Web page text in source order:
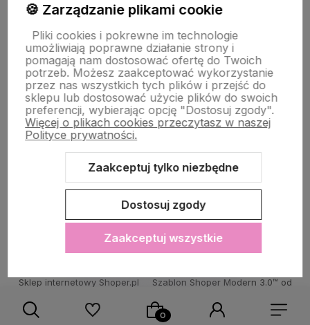
PŁATNOŚĆ I DOSTAWA
STRONY INFORMACYJNE
POMOC DLA KLIENTA
Sklep internetowy Shoper.pl Szablon Shoper Modern 3.0™ od
🍪 Zarządzanie plikami cookie
Pliki cookies i pokrewne im technologie
umożliwiają poprawne działanie strony i
pomagają nam dostosować ofertę do Twoich
potrzeb. Możesz zaakceptować wykorzystanie
przez nas wszystkich tych plików i przejść do
sklepu lub dostosować użycie plików do swoich
preferencji, wybierając opcję "Dostosuj zgody".
Więcej o plikach cookies przeczytasz w naszej
Polityce prywatności.
Zaakceptuj tylko niezbędne
Dostosuj zgody
Zaakceptuj wszystkie